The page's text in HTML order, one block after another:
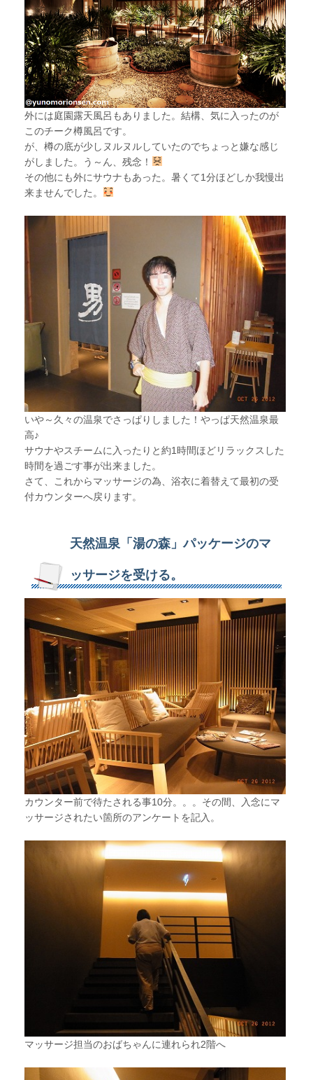
外には庭園露天風呂もありました。結構、気に入ったのが
このチーク樽風呂です。
が、樽の底が少しヌルヌルしていたのでちょっと嫌な感じ
がしました。う～ん、残念！
その他にも外にサウナもあった。暑くて1分ほどしか我慢出
来ませんでした。
いや～久々の温泉でさっぱりしました！やっぱ天然温泉最
高♪
サウナやスチームに入ったりと約1時間ほどリラックスした
時間を過ごす事が出来ました。
さて、これからマッサージの為、浴衣に着替えて最初の受
付カウンターへ戻ります。
天然温泉「湯の森」パッケージのマ
ッサージを受ける。
カウンター前で待たされる事10分。。。その間、入念にマ
ッサージされたい箇所のアンケートを記入。
マッサージ担当のおばちゃんに連れられ2階へ